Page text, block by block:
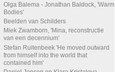
Olga Balema - Jonathan Baldock, 'Warm
Bodies'
Beelden van Schilders
Miek Zwamborn, 'Mina, reconstructie
van een decennium'
Stefan Ruitenbeek 'He moved outward
from himself into the world that
contained him'